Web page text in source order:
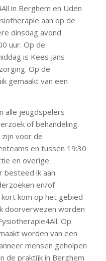
in Berghem en Uden
aan op de
dinsdag avond
uur. Op de
is Kees Jans
Op de
gemaakt van een
alle jeugdspelers
of behandeling.
zijn voor de
en tussen 19:30
en overige
besteed ik aan
en/of
kom op het gebied
doorverwezen worden
Op
worden van een
mensen geholpen
de praktijk in Berghem